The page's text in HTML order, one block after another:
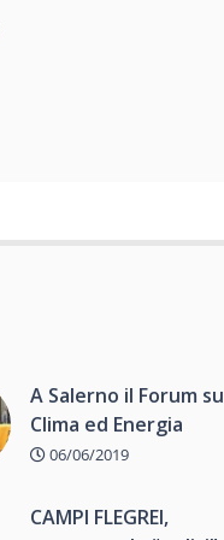
A Salerno il Forum su
Clima ed Energia
06/06/2019
CAMPI FLEGREI,